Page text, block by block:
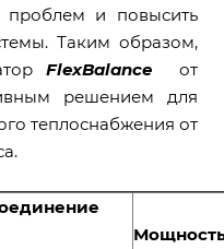
проблем и повысить
Таким образом,
FlexBalance от
решением для
теплоснабжения от